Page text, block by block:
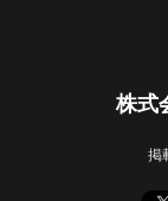
株式
掲